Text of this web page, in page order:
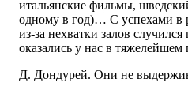
итальянские фильмы,
одному в год)… С успехами в
из-за нехватки залов
оказались у нас в
Д. Дондурей. Они не